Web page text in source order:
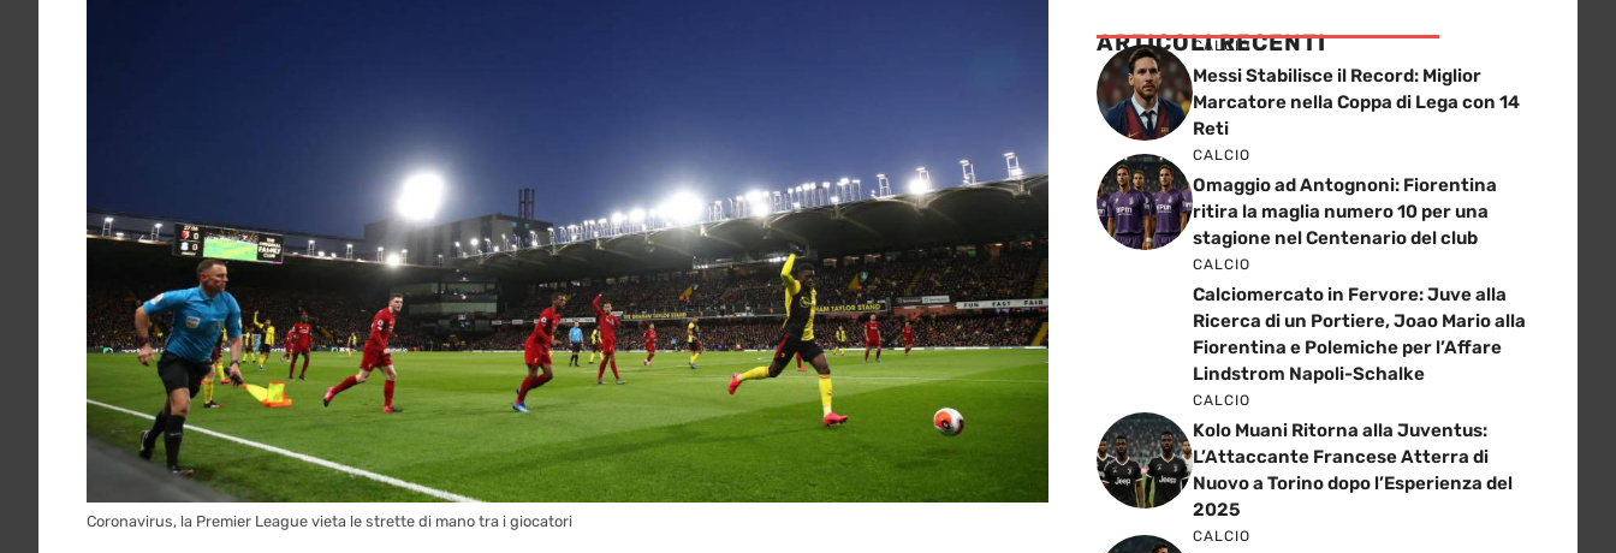
Coronavirus, la Premier League vieta le strette di mano tra i giocatori
ARTICOLI RECENTI
CALCIO
Messi Stabilisce il Record: Miglior
Marcatore nella Coppa di Lega con 14
Reti
CALCIO
Omaggio ad Antognoni: Fiorentina
ritira la maglia numero 10 per una
stagione nel Centenario del club
CALCIO
Calciomercato in Fervore: Juve alla
Ricerca di un Portiere, Joao Mario alla
Fiorentina e Polemiche per l’Affare
Lindstrom Napoli-Schalke
CALCIO
Kolo Muani Ritorna alla Juventus:
L’Attaccante Francese Atterra di
Nuovo a Torino dopo l’Esperienza del
2025
CALCIO